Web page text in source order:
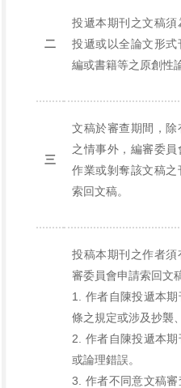
二
投遞本期刊之文稿須
投遞或以全論文形
編或書籍等之原創性
三
文稿於審查期間，除
之情事外，編審委
作業或剝奪該文稿
索回文稿。
投稿本期刊之作者
審委員會申請索回文
1. 作者自陳投遞本
條之規定或涉及抄襲
2. 作者自陳投遞本
或論理錯誤。
3. 作者不同意文稿